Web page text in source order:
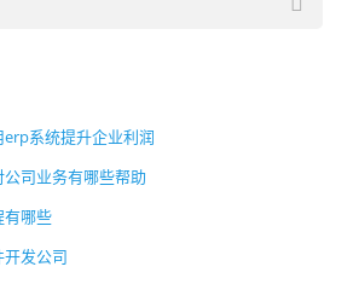
系统提升企业利润
司业务有哪些帮助
有哪些
发公司